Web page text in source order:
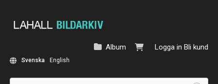
Logga in Bli kund
Album
Svenska English